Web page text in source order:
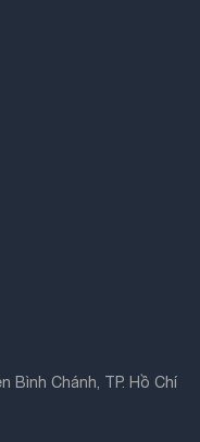
Bình Chánh, TP. Hồ Chí